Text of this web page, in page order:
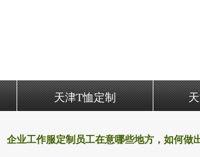
天津T恤定制
企业工作服定制员工在意哪些地方，如何做